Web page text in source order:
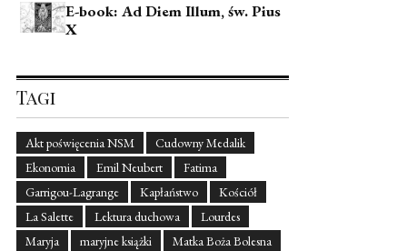
E-book: Ad Diem Illum, św. Pius
X
Tagi
Akt poświęcenia NSM
Cudowny Medalik
Ekonomia
Emil Neubert
Fatima
Garrigou-Lagrange
Kapłaństwo
Kościół
La Salette
Lektura duchowa
Lourdes
Maryja
maryjne książki
Matka Boża Bolesna